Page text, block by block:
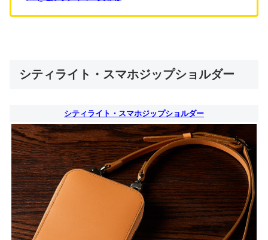
シティライト・スマホジップショルダー
シティライト・スマホジップショルダー